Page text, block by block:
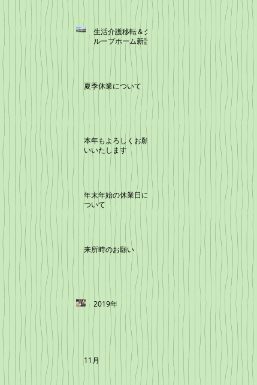
生活介護移転＆グ
ループホーム新設
夏季休業について
本年もよろしくお願
いいたします
年末年始の休業日に
ついて
来所時のお願い
2019年
11月